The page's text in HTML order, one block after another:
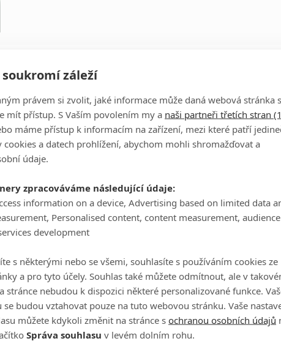
Clive Owen
Herec
Počet videií: 0
soukromí záleží
právem si zvolit, jaké informace může daná webová stránka
mít přístup. S Vaším povolením my a naši partneři třetích stran
máme přístup k informacím na zařízení, mezi které patří
a datech prohlížení, abychom mohli shromažďovat a
údaje.
zpracováváme následující údaje:
information on a device, Advertising based on limited data
Personalised content, content measurement, audience
development
s některými nebo se všemi, souhlasíte s používáním cookies ze
a pro tyto účely. Souhlas také můžete odmítnout, ale v
stránce nebudou k dispozici některé personalizované funkce.
se budou vztahovat pouze na tuto webovou stránku. Vaše
můžete kdykoli změnit na stránce sochranou osobních údajů
Správa souhlasu v levém dolním rohu.